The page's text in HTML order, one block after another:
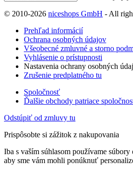
© 2010-2026 niceshops GmbH - All
Prehľad informácií
Ochrana osobných údajov
Všeobecné zmluvné a storno
Vyhlásenie o prístupnosti
Nastavenia ochrany osobných
Zrušenie predplatného tu
Spoločnosť
Ďalšie obchody patriace
Odstúpiť od zmluvy tu
Prispôsobte si zážitok z nakupovania
Iba s vaším súhlasom používame
aby sme vám mohli ponúknuť